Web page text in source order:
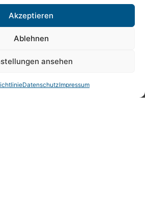
Akzeptieren
Ablehnen
ansehen
DatenschutzImpressum